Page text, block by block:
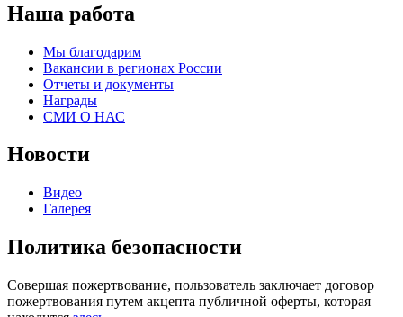
Наша работа
Мы благодарим
Вакансии в регионах России
Отчеты и документы
Награды
СМИ О НАС
Новости
Видео
Галерея
Политика безопасности
Совершая пожертвование, пользователь заключает договор
пожертвования путем акцепта публичной оферты, которая